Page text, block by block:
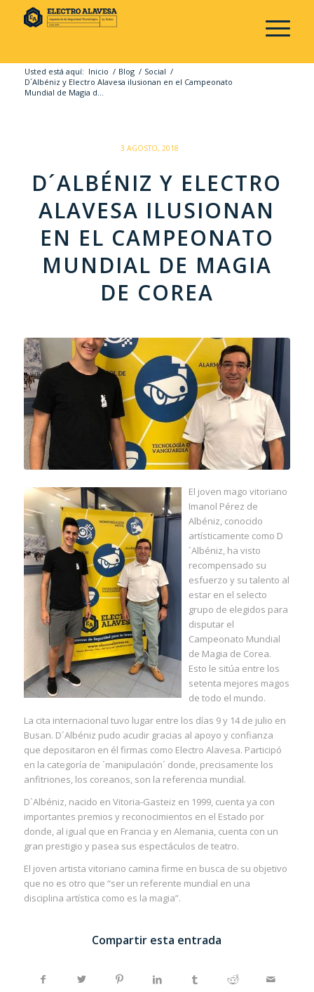
Usted está aquí: Inicio / Blog / Social /
D´Albéniz y Electro Alavesa ilusionan en el Campeonato
Mundial de Magia d...
3 AGOSTO, 2018
/
D´ALBÉNIZ Y ELECTRO
ALAVESA ILUSIONAN
EN EL CAMPEONATO
MUNDIAL DE MAGIA
DE COREA
El joven mago vitoriano
Imanol Pérez de
Albéniz, conocido
artísticamente como D
´Albéniz, ha visto
recompensado su
esfuerzo y su talento al
estar en el selecto
grupo de elegidos para
disputar el
Campeonato Mundial
de Magia de Corea.
Esto le sitúa entre los
setenta mejores magos
de todo el mundo.
La cita internacional tuvo lugar entre los días 9 y 14 de julio en
Busan. D´Albéniz pudo acudir gracias al apoyo y confianza
que depositaron en él firmas como Electro Alavesa. Participó
en la categoría de `manipulación´ donde, precisamente los
anfitriones, los coreanos, son la referencia mundial.
D`Albéniz, nacido en Vitoria-Gasteiz en 1999, cuenta ya con
importantes premios y reconocimientos en el Estado por
donde, al igual que en Francia y en Alemania, cuenta con un
gran prestigio y pasea sus espectáculos de teatro.
El joven artista vitoriano camina firme en busca de su objetivo
que no es otro que “ser un referente mundial en una
disciplina artística como es la magia”.
Compartir esta entrada